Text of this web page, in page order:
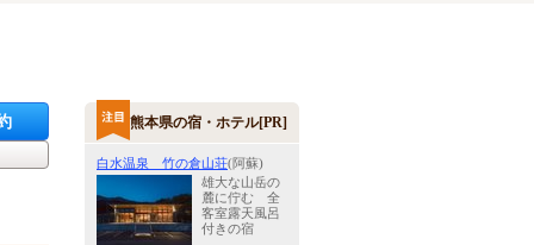
熊本県の宿・ホテル[PR]
白水温泉 竹の倉山荘(阿蘇)
雄大な山岳の
麓に佇む 全
客室露天風呂
付きの宿